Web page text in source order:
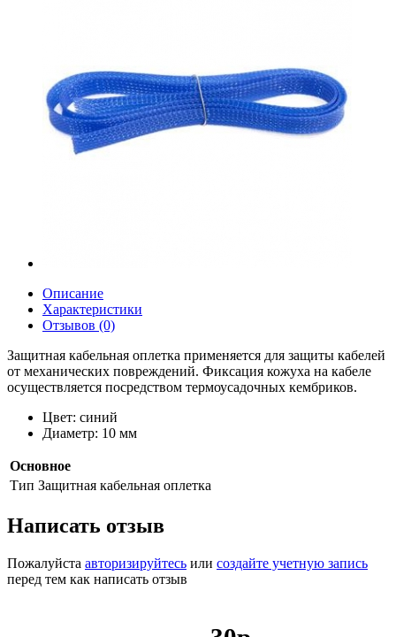
Описание
Характеристики
Отзывов (0)
Защитная кабельная оплетка применяется для защиты кабелей
от механических повреждений. Фиксация кожуха на кабеле
осуществляется посредством термоусадочных кембриков.
Цвет: синий
Диаметр: 10 мм
Основное
Тип Защитная кабельная оплетка
Написать отзыв
Пожалуйста авторизируйтесь или создайте учетную запись
перед тем как написать отзыв